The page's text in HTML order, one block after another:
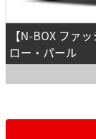
【N-BOX ファ
ロー・パール